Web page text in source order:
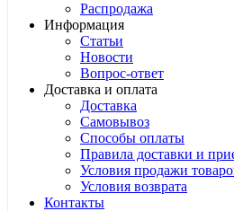
Распродажа
Информация
Статьи
Новости
Вопрос-ответ
Доставка и оплата
Доставка
Самовывоз
Способы оплаты
Правила доставки и
Условия продажи
Условия возврата
Контакты